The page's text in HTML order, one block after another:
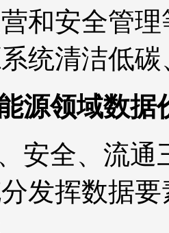
和安全管
统清洁低
源领域数据
安全、流通
发挥数据